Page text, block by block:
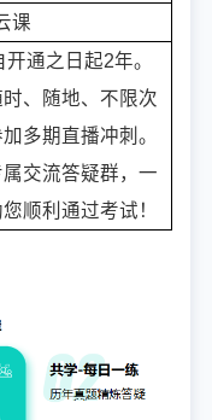
课
通之日起2年。
、随地、不限次
多期直播冲刺。
交流答疑群，一
顺利通过考试！